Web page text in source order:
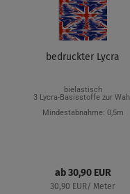
bedruckter Lycra
bielastisch
3 Lycra-Basisstoffe zur Wahl
Mindestabnahme: 0,5m
ab 30,90 EUR
30,90 EUR/ Meter